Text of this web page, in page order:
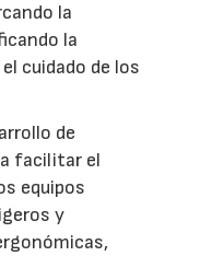
la
la
cuidado de los
de
facilitar el
equipos
y